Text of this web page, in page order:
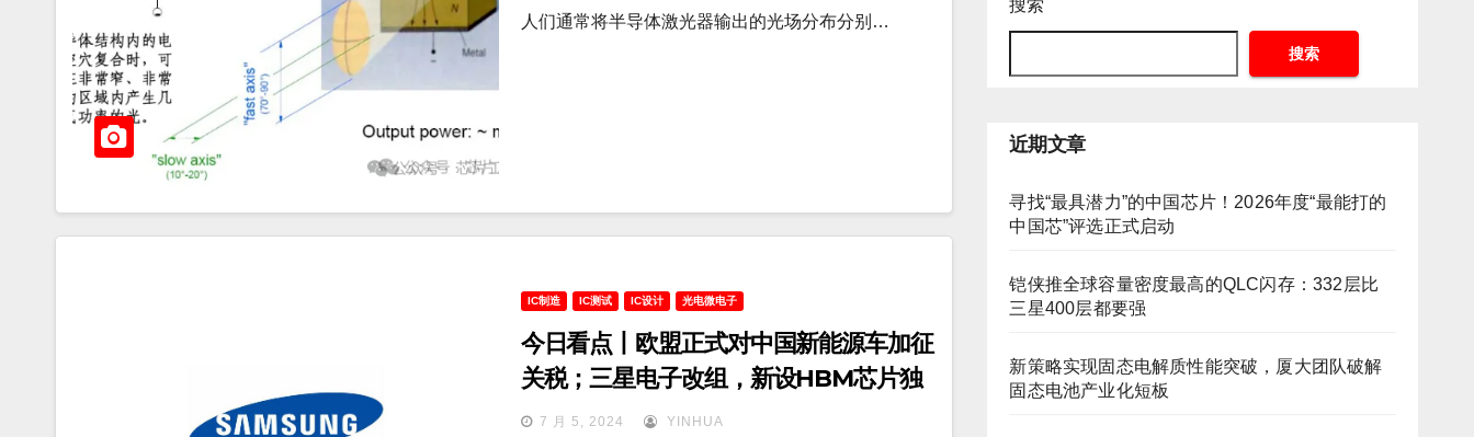
人们通常将半导体激光器输出的光场分布分别…
IC制造 IC测试 IC设计 光电微电子
今日看点丨欧盟正式对中国新能源车加征
关税；三星电子改组，新设HBM芯片独
立研发团队
7 月 5, 2024 YINHUA
搜索
搜索
近期文章
寻找“最具潜力”的中国芯片！2026年度“最能打的
中国芯”评选正式启动
铠侠推全球容量密度最高的QLC闪存：332层比
三星400层都要强
新策略实现固态电解质性能突破，厦大团队破解
固态电池产业化短板